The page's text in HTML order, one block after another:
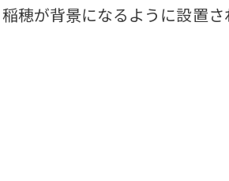
穂が背景になるように設置